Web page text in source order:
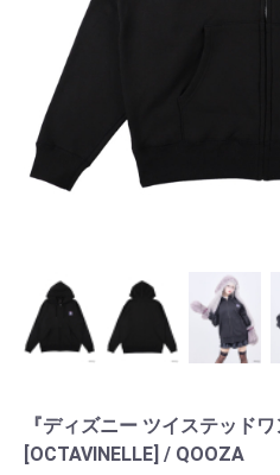
『ディズニー ツイステッド
[OCTAVINELLE] / QOOZA